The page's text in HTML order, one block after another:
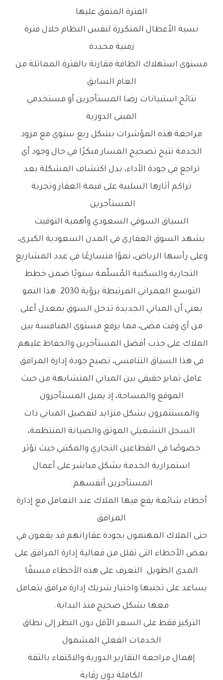
الفترة المتفق عليها
نسبة الأعطال المتكررة لنفس النظام خلال فترة
زمنية محددة
مستوى استهلاك الطاقة مقارنة بالفترة المماثلة من
العام السابق
نتائج استبيانات رضا المستأجرين أو مستخدمي
المبنى الدورية
مراجعة هذه المؤشرات بشكل ربع سنوي مع مزود
الخدمة تتيح تصحيح المسار مبكرًا في حال وجود أي
تراجع في جودة الأداء، بدل اكتشاف المشكلة بعد
تراكم آثارها السلبية على قيمة العقار وتجربة
المستأجرين.
السياق السوقي السعودي وأهمية التوقيت
يشهد السوق العقاري في المدن السعودية الكبرى،
وعلى رأسها الرياض، نموًا متسارعًا في عدد المشاريع
التجارية والسكنية المُسلّمة سنويًا ضمن خطط
التوسع العمراني المرتبطة برؤية 2030. هذا النمو
يعني أن المباني الجديدة تدخل السوق بمعدل أعلى
من أي وقت مضى، مما يرفع مستوى المنافسة بين
الملاك على جذب أفضل المستأجرين والحفاظ عليهم.
في هذا السياق التنافسي، تصبح جودة إدارة المرافق
عامل تمايز حقيقي بين المباني المتشابهة من حيث
الموقع والمساحة، إذ يميل المستأجرون
والمستثمرون بشكل متزايد لتفضيل المباني ذات
السجل التشغيلي الموثق والصيانة المنتظمة،
خصوصًا في القطاعين التجاري والمكتبي حيث تؤثر
استمرارية الخدمة بشكل مباشر على أعمال
المستأجرين أنفسهم.
أخطاء شائعة يقع فيها الملاك عند التعامل مع إدارة
المرافق
حتى الملاك المهتمون بجودة عقاراتهم قد يقعون في
بعض الأخطاء التي تقلل من فعالية إدارة المرافق على
المدى الطويل. التعرف على هذه الأخطاء مسبقًا
يساعد على تجنبها واختيار شريك إدارة مرافق يتعامل
معها بشكل صحيح منذ البداية.
التركيز فقط على السعر الأقل دون النظر إلى نطاق
الخدمات الفعلي المشمول
إهمال مراجعة التقارير الدورية والاكتفاء بالثقة
الكاملة دون رقابة